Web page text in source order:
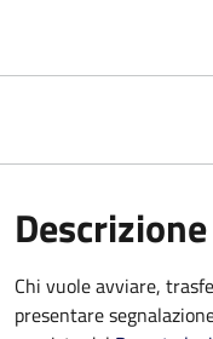
Descrizione
Chi vuole avviare,
presentare